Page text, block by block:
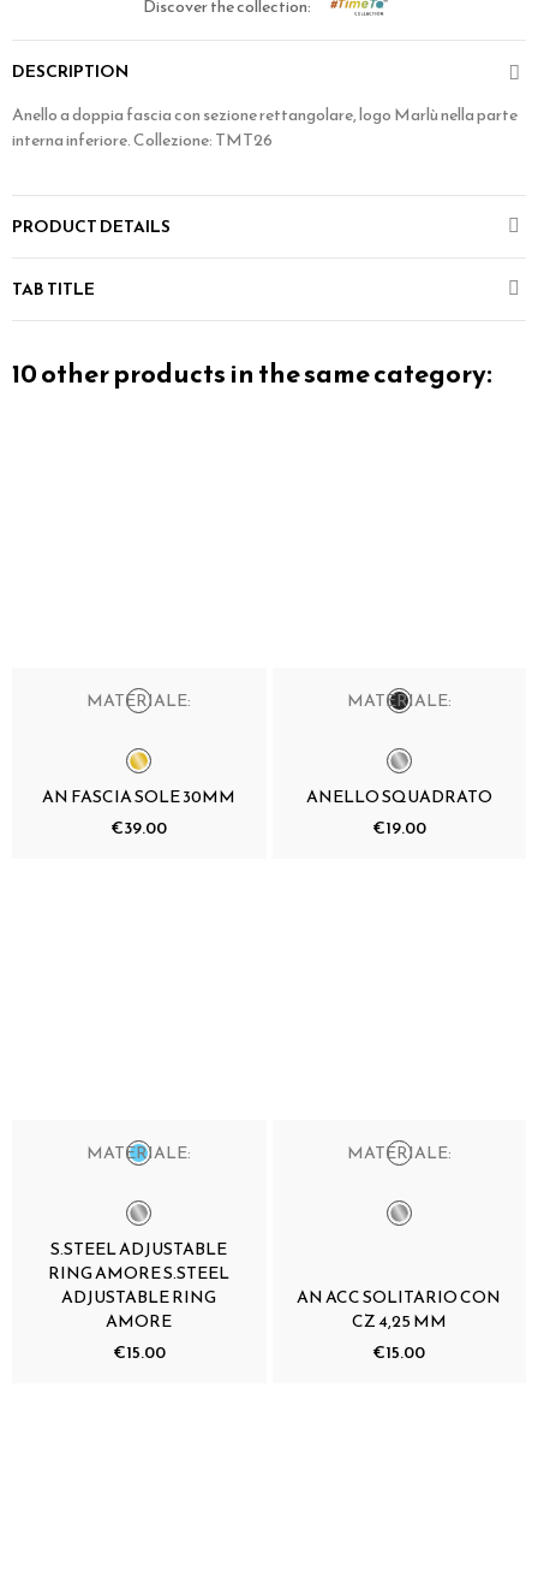
Discover the collection:
DESCRIPTION
Anello a doppia fascia con sezione rettangolare, logo Marlù nella parte
interna inferiore. Collezione: TMT26
PRODUCT DETAILS
TAB TITLE
10 other products in the same category:
MATERIALE:
AN FASCIA SOLE 30MM
€39.00
MATERIALE:
ANELLO SQUADRATO
€19.00
MATERIALE:
S.STEEL ADJUSTABLE
RING AMORE S.STEEL
ADJUSTABLE RING
AMORE
€15.00
MATERIALE:
AN ACC SOLITARIO CON
CZ 4,25 MM
€15.00